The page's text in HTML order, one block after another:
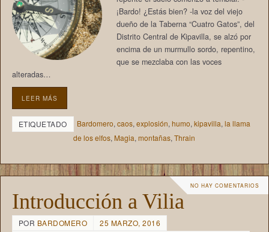
¡Bardo! ¿Estás bien? -la voz del viejo
dueño de la Taberna “Cuatro Gatos”, del
Distrito Central de Kipavilla, se alzó por
encima de un murmullo sordo, repentino,
que se mezclaba con las voces
alteradas…
LEER MÁS
ETIQUETADO Bardomero, caos, explosión, humo, kipavilla, la llama
de los elfos, Magia, montañas, Thrain
NO HAY COMENTARIOS
Introducción a Vilia
POR BARDOMERO
25 MARZO, 2016